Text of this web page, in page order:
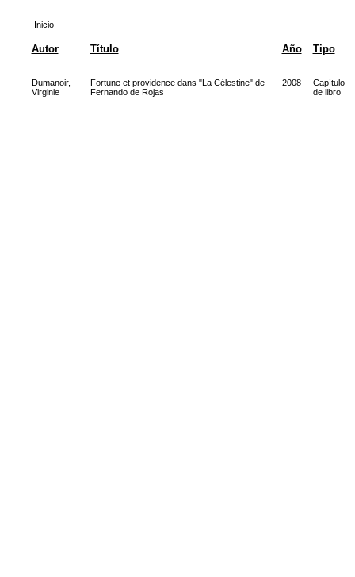
Inicio
Autor Título Año Tipo
Dumanoir,
Virginie
Fortune et providence dans "La Célestine" de
Fernando de Rojas
2008
Capítulo
de libro